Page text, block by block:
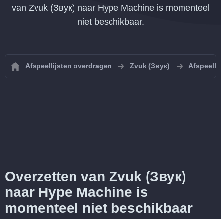
van Zvuk (Звук) naar Hype Machine is momenteel
niet beschikbaar.
Afspeellijsten overdragen Zvuk (Звук)
Overzetten van Zvuk (Звук)
naar Hype Machine is
momenteel niet beschikbaar